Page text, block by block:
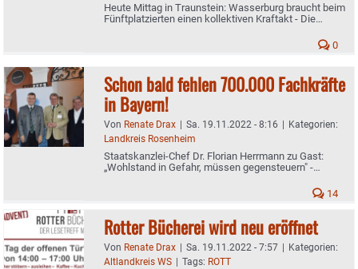
Heute Mittag in Traunstein: Wasserburg braucht beim
Fünftplatzierten einen kollektiven Kraftakt - Die
0
Schon bald fehlen 700.000 Fachkräfte
in Bayern!
Von Renate Drax | Sa. 19.11.2022 - 8:16 | Kategorien:
Landkreis Rosenheim
Staatskanzlei-Chef Dr. Florian Herrmann zu Gast:
„Wohlstand in Gefahr, müssen gegensteuern" -
14
Rotter Bücherei wird neu eröffnet
Von Renate Drax | Sa. 19.11.2022 - 7:57 | Kategorien:
Altlandkreis WS | Tags: ROTT